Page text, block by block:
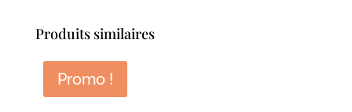
Produits similaires
Promo !